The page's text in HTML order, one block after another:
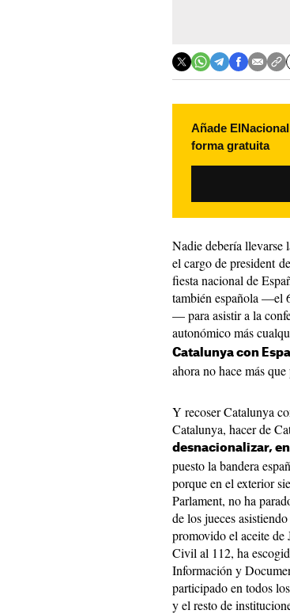
Añade
forma gratuita
Nadie debería llevarse
el cargo de president
fiesta nacional de
también española —el
— para asistir a la
autonómico más
Catalunya con
ahora no hace más
Y recoser Catalunya
Catalunya, hacer de
desnacionalizar,
puesto la bandera
porque en el exterior
Parlament, no ha
de los jueces
promovido el aceite de
Civil al 112, ha
Información y
participado en todos
y el resto de